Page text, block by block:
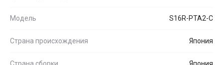
Модель S16R-PTA2-C
Страна происхождения Япония
Страна сборки Япония